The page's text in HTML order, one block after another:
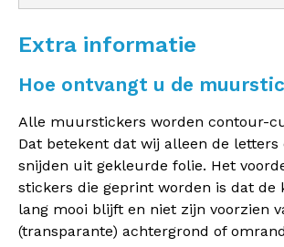
Extra informatie
Hoe ontvangt u de
Alle muurstickers worden contour-
Dat betekent dat wij alleen de letters
snijden uit gekleurde folie. Het
stickers die geprint worden is dat de
lang mooi blijft en niet zijn voorzien
(transparante) achtergrond of